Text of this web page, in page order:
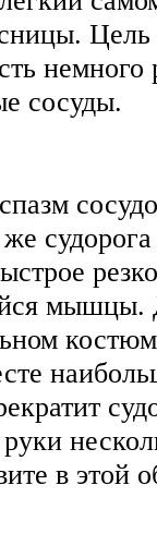
Цель
немного
сосуды.
мышцы.
в этой